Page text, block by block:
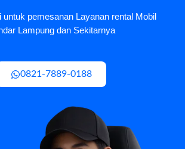
untuk pemesanan Layanan rental Mobil
Lampung dan Sekitarnya
0821-7889-0188